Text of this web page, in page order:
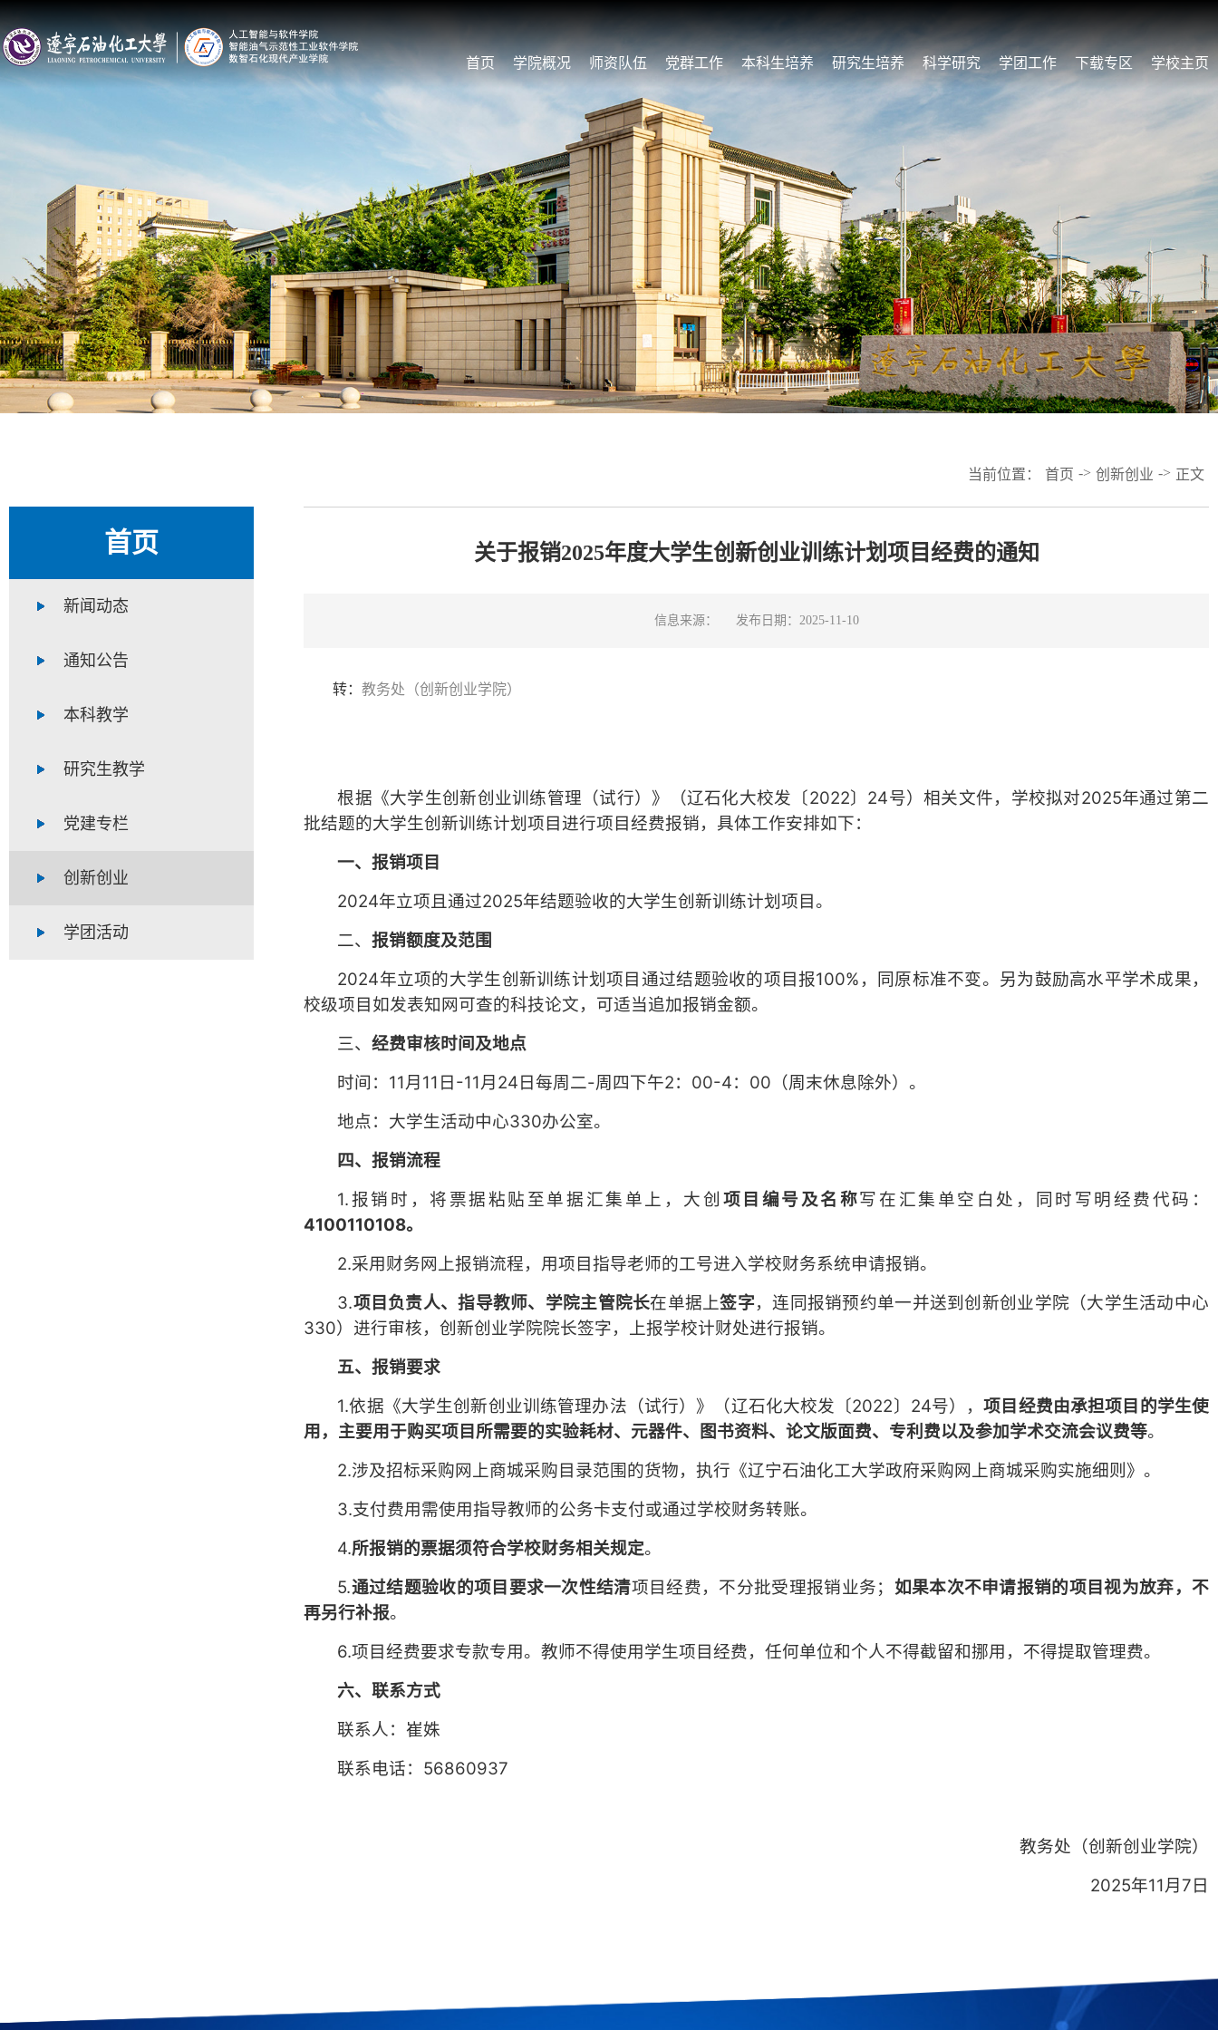
首页 学院概况 师资队伍 党群工作 本科生培养 研究生培养 科学研究 学团工作 下载专区 学校主页
当前位置： 首页 -> 创新创业 -> 正文
首页
新闻动态
通知公告
本科教学
研究生教学
党建专栏
创新创业
学团活动
关于报销2025年度大学生创新创业训练计划项目经费的通知
信息来源： 发布日期：2025-11-10
转： 教务处（创新创业学院）
根据《大学生创新创业训练管理（试行）》（辽石化大校发〔2022〕24号）相关文件，学校拟对2025年通过第二
批结题的大学生创新训练计划项目进行项目经费报销，具体工作安排如下：
一、报销项目
2024年立项且通过2025年结题验收的大学生创新训练计划项目。
二、报销额度及范围
2024年立项的大学生创新训练计划项目通过结题验收的项目报100%，同原标准不变。另为鼓励高水平学术成果，
校级项目如发表知网可查的科技论文，可适当追加报销金额。
三、经费审核时间及地点
时间：11月11日-11月24日每周二-周四下午2：00-4：00（周末休息除外）。
地点：大学生活动中心330办公室。
四、报销流程
1.报销时，将票据粘贴至单据汇集单上，大创 项目编号及名称写在汇集单空白处，同时写明经费代码：
4100110108。
2.采用财务网上报销流程，用项目指导老师的工号进入学校财务系统申请报销。
3.项目负责人、指导教师、学院主管院长在单据上签字，连同报销预约单一并送到创新创业学院（大学生活动中心
330）进行审核，创新创业学院院长签字，上报学校计财处进行报销。
五、报销要求
1.依据《大学生创新创业训练管理办法（试行）》（辽石化大校发〔2022〕24号），项目经费由承担项目的学生使
用，主要用于购买项目所需要的实验耗材、元器件、图书资料、论文版面费、专利费以及参加学术交流会议费等。
2.涉及招标采购网上商城采购目录范围的货物，执行《辽宁石油化工大学政府采购网上商城采购实施细则》。
3.支付费用需使用指导教师的公务卡支付或通过学校财务转账。
4.所报销的票据须符合学校财务相关规定。
5.通过结题验收的项目要求一次性结清项目经费，不分批受理报销业务； 如果本次不申请报销的项目视为放弃，不
再另行补报。
6.项目经费要求专款专用。教师不得使用学生项目经费，任何单位和个人不得截留和挪用，不得提取管理费。
六、联系方式
联系人：崔姝
联系电话：56860937
教务处（创新创业学院）
2025年11月7日